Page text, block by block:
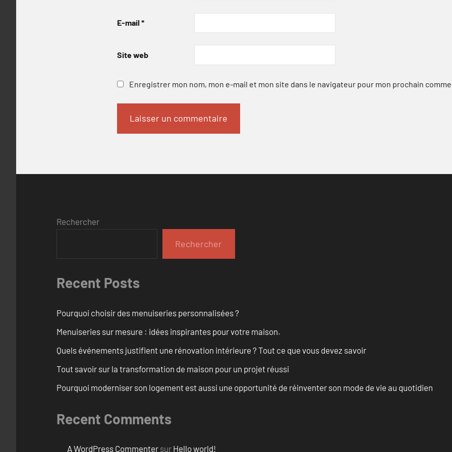
E-mail *
Site web
Enregistrer mon nom, mon e-mail et mon site dans le navigateur pour mon prochain
Rechercher
Rechercher
Recent Posts
Pourquoi choisir des menuiseries personnalisées ?
Menuiseries sur mesure : idées inspirantes pour votre maison.
Quels événements justifient une rénovation intérieure ? Tout ce que vous devez savoir
Tout savoir sur la transformation de maison pour un projet réussi
Pourquoi moderniser son logement est aussi une opportunité de réinventer son mode de vie au quotidien
Recent Comments
A WordPress Commenter sur Hello world!